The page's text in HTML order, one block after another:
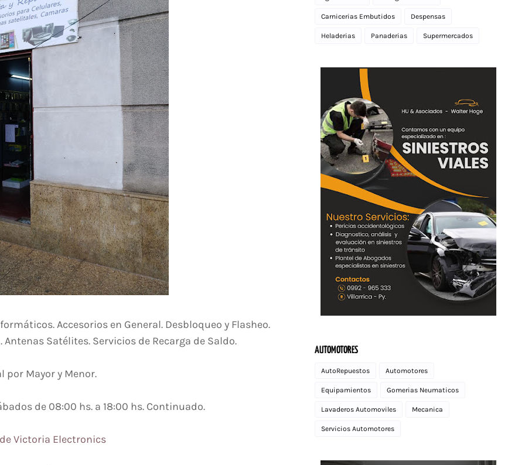
Accesorios en General. Desbloqueo y Flasheo.
Satélites. Servicios de Recarga de Saldo.
por Mayor y Menor.
de 08:00 hs. a 18:00 hs. Continuado.
Victoria Electronics
Carnicerias Embutidos Despensas
Heladerias Panaderias Supermercados
AUTOMOTORES
AutoRepuestos Automotores
Equipamientos Gomerias Neumaticos
Lavaderos Automoviles Mecanica
Servicios Automotores